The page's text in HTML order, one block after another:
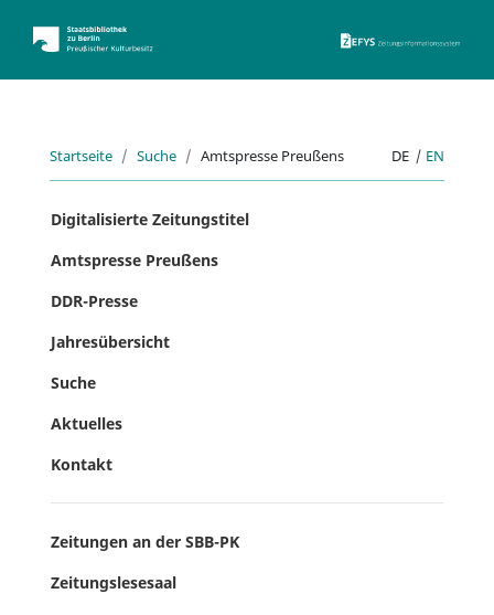
Startseite Suche Amtspresse Preußens DE | EN
Digitalisierte Zeitungstitel
Amtspresse Preußens
DDR-Presse
Jahresübersicht
Suche
Aktuelles
Kontakt
Zeitungen an der SBB-PK
Zeitungslesesaal